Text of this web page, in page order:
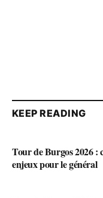
KEEP READING
Tour de Burgos 2026 :
enjeux pour le général